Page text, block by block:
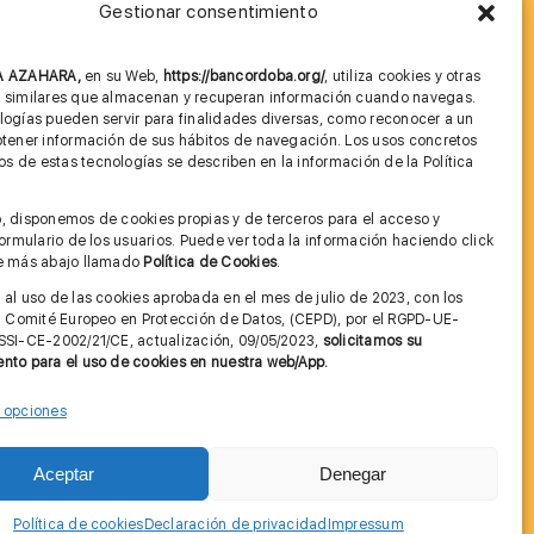
Gestionar consentimiento
AZAHARA, en su Web, https://bancordoba.org/, utiliza cookies y otras
que almacenan y recuperan información cuando navegas.
pueden servir para finalidades diversas, como reconocer a un
información de sus hábitos de navegación. Los usos concretos
de estas tecnologías se describen en la información de la Política
disponemos de cookies propias y de terceros para el acceso y
de los usuarios. Puede ver toda la información haciendo click
más abajo llamado Política de Cookies.
al uso de las cookies aprobada en el mes de julio de 2023, con los
Europeo en Protección de Datos, (CEPD), por el RGPD-UE-
CE-2002/21/CE, actualización, 09/05/2023, solicitamos su
para el uso de cookies en nuestra web/App.
Aceptar Denegar
Política de cookies Declaración de privacidad Impressum
Imagen corporativa
Cita previa FAGA
Condiciones de Uso Web
Contactar